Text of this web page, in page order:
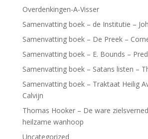
Overdenkingen-A-Visser
Samenvatting boek – de Institutie –
Samenvatting boek – De Preek –
Samenvatting boek – E. Bounds –
Samenvatting boek – Satans listen –
Samenvatting boek – Traktaat Heilig
Calvijn
Thomas Hooker – De ware
heilzame wanhoop
Uncategorized